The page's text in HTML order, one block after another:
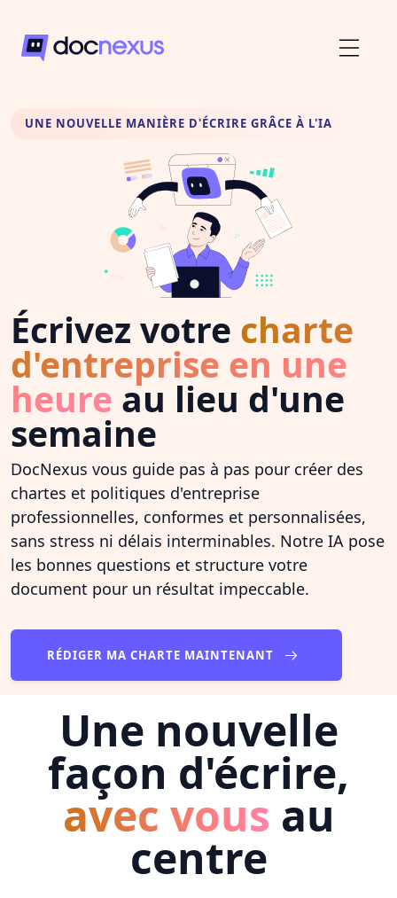
UNE NOUVELLE MANIÈRE D'ÉCRIRE GRÂCE À L'IA
Écrivez votre charte
d'entreprise en une
heure au lieu d'une
semaine
DocNexus vous guide pas à pas pour créer des
chartes et politiques d'entreprise
professionnelles, conformes et personnalisées,
sans stress ni délais interminables. Notre IA pose
les bonnes questions et structure votre
document pour un résultat impeccable.
RÉDIGER MA CHARTE MAINTENANT
Une nouvelle
façon d'écrire,
avec vous au
centre